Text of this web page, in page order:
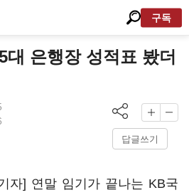
구독
대 은행장 성적표 봤더
답글쓰기
자] 연말 임기가 끝나는 KB국